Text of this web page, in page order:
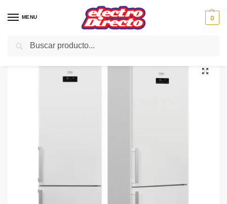
MENU 0
Inicio Gama blanca Frigorificos